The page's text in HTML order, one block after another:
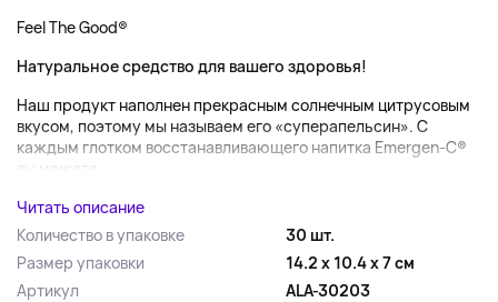
Feel The Good®
Натуральное средство для вашего здоровья!
Наш продукт наполнен прекрасным солнечным цитрусовым
вкусом, поэтому мы называем его «суперапельсин». С
каждым глотком восстанавливающего напитка Emergen-C®
вы можете ...
Читать описание
Количество в упаковке
30 шт.
Размер упаковки
14.2 x 10.4 x 7 см
Артикул
ALA-30203